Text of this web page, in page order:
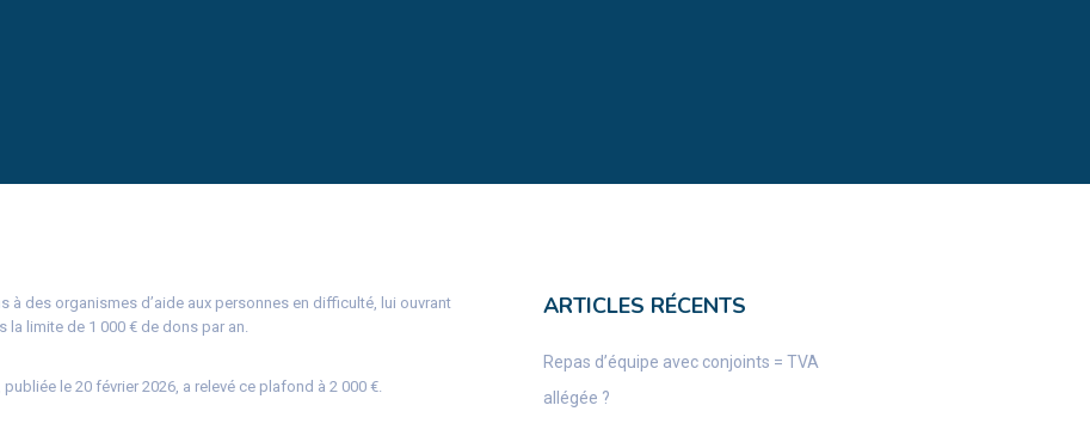
à des organismes d’aide aux personnes en difficulté, lui ouvrant
la limite de 1 000 € de dons par an.
le 20 février 2026, a relevé ce plafond à 2 000 €.
ARTICLES RÉCENTS
Repas d’équipe avec conjoints = TVA
allégée ?